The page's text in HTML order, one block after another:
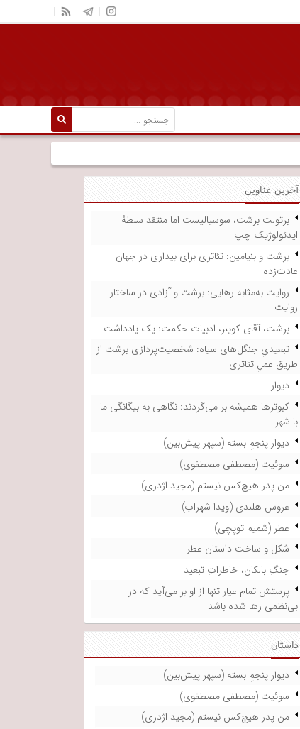
آخرین عناوین
برتولت برشت، سوسیالیست اما منتقد سلطۀ
ایدئولوژیک چپ
برشت و بنیامین: تئاتری برای بیداری در جهان
عادت‌زده
روایت به‌مثابه رهایی: برشت و آزادی در ساختار
روایت
برشت، آقای کوینر، ادبیات حکمت: یک یادداشت
تبعیدیِ جنگل‌های سیاه: شخصیت‌پردازی برشت از
طریق عملِ تئاتری
دیوار
کبوترها همیشه بر می‌گردند: نگاهی به بیگانگی ما
با شهر
دیوار پنجمِ بسته (سپهر پیش‌بین)
سوئیت (مصطفی مصطفوی)
من پدر هیچ‌کس نیستم (مجید اژدری)
عروس هلندی (ویدا شهراب)
عطر (شمیم توپچی)
شکل و ساخت داستان عطر
جنگِ بالکان، خاطراتِ تبعید
پرستش تمام عیار تنها از او بر می‌آید که در
بی‌نظمی رها شده باشد
داستان
دیوار پنجمِ بسته (سپهر پیش‌بین)
سوئیت (مصطفی مصطفوی)
من پدر هیچ‌کس نیستم (مجید اژدری)